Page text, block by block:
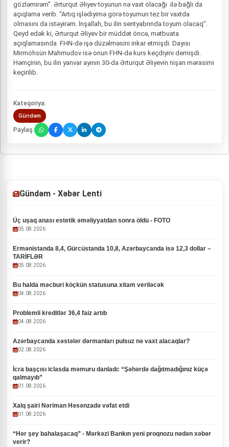
gözləmirəm”. Ərturqut Əliyev toyunun nə vaxt olacağı ilə bağlı da
açıqlama verib. “Artıq işlədiyimə görə toyumun tez bir vaxtda
olmasını da istəyirəm. İnşallah, bu ilin sentyabrında toyum olacaq”.
Qeyd edək ki, Ərturqut Əliyev bir müddət öncə, mətbuata
açıqlamasında FHN-də işə düzəlməsini inkar etmişdi. Dayısı
Mirmöhsün Mahmudov isə onun FHN-də kurs keçdiyini demişdi.
Həmçinin, bu ilin yanvar ayının 30-da Ərturqut Əliyevin nişan mərasimi
keçirilib.
Kateqoriya:
Gündəm
Paylaş:
Gündəm - Xəbər Lenti
Üç uşaq anası estetik əməliyyatdan sonra öldü - FOTO
05.08.2026
Ermənistanda 8,4, Gürcüstanda 10,8, Azərbaycanda isə 12,3 dollar –
TARİFLƏR
05.08.2026
Bu halda məcburi köçkün statusuna xitam veriləcək
04.08.2026
Problemli kreditlər 36,4 faiz artıb
04.08.2026
Azərbaycanda xəstələr dərmanları pulsuz nə vaxt alacaqlar?
02.08.2026
İcra başçısı iclasda məmuru danladı: “Şəhərdə dağıtmadığınız küçə
qalmayıb”
01.08.2026
Xalq şairi Nəriman Həsənzadə vəfat etdi
01.08.2026
“Hər şey bahalaşacaq” - Mərkəzi Bankın yeni proqnozu nədən xəbər
verir?